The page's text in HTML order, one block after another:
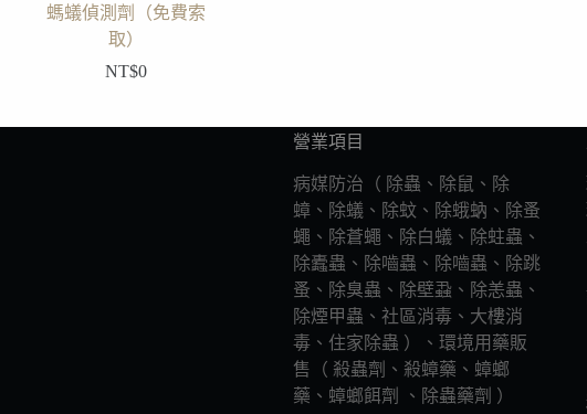
螞蟻偵測劑（免費索
取）
NT$0
營業項目
病媒防治（ 除蟲、除鼠、除
蟑、除蟻、除蚊、除蛾蚋、除蚤
蠅、除蒼蠅、除白蟻、除蛀蟲、
除蠹蟲、除嚙蟲、除嚙蟲、除跳
蚤、除臭蟲、除壁蝨、除恙蟲、
除煙甲蟲、社區消毒、大樓消
毒、住家除蟲 ）、環境用藥販
售（ 殺蟲劑、殺蟑藥、蟑螂
藥、蟑螂餌劑 、除蟲藥劑 ）